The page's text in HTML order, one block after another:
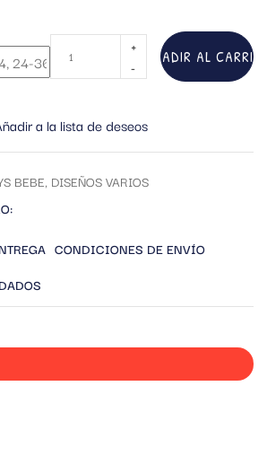
AÑADIR AL
a la lista de deseos
BEBE, DISEÑOS VARIOS
CONDICIONES DE ENVÍO